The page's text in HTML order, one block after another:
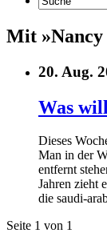
Mit
20. Aug.
Was
Dieses
Man in der
entfernt
Jahren zieht
die saudi-
Seite 1 von 1